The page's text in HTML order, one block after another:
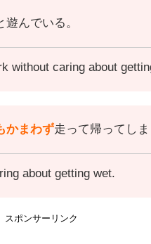
んでいる。
without caring about
かまわず走って帰ってしま
about getting wet.
スポンサーリンク